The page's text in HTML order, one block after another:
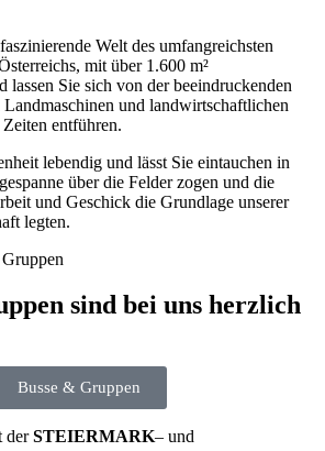
Welt des umfangreichsten
mit über 1.600 m²
lassen Sie sich von der beeindruckenden
und landwirtschaftlichen
entführen.
lebendig und lässt Sie eintauchen in
über die Felder zogen und die
und Geschick die Grundlage unserer
legten.
sind bei uns herzlich
Busse & Gruppen
derSTEIERMARK– und